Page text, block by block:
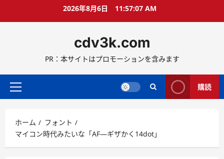
ス
ッ
2026年8月6日 11:57:08 AM
cdv3k.com
PR：本サイトはプロモーションを含みます
メ
メ
ニ
ュ
購読
ホーム
フォント
マイコン時代みたいな「AF―ギザかく14dot」